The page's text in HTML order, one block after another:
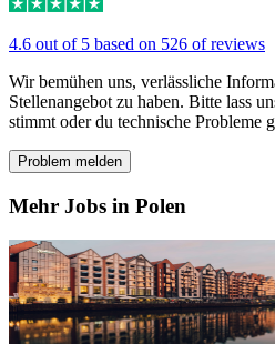
4.6 out of 5 based on 526 of reviews
Wir bemühen uns, verlässliche
Stellenangebot zu haben. Bitte lass
stimmt oder du technische Probleme
Problem melden
Mehr Jobs in Polen